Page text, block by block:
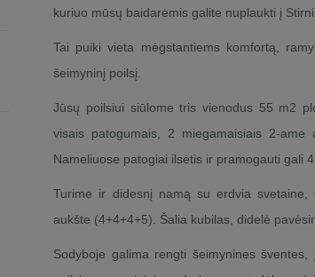
kuriuo mūsų baidarėmis galite nuplaukti į
Tai puiki vieta mėgstantiems komfortą,
šeimyninį poilsį.
Jūsų poilsiui siūlome tris vienodus 55 m2
visais patogumais, 2 miegamaisiais 2-
Nameliuose patogiai ilsėtis ir pramogauti gali
Turime ir didesnį namą su erdvia
aukšte (4+4+4+5). Šalia kubilas, didelė
Sodyboje galima rengti šeimynines